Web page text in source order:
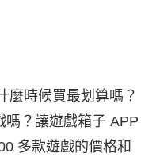
麼時候買最划算嗎？
嗎？讓遊戲箱子 APP
多款遊戲的價格和